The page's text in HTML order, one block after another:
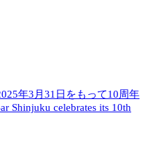
年3月31日をもって10周年
Shinjuku celebrates its 10th